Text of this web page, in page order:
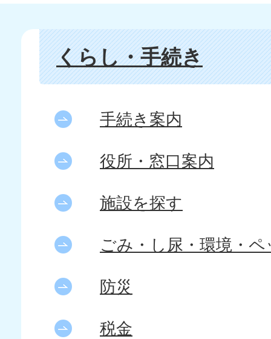
くらし・手続き
手続き案内
役所・窓口案内
施設を探す
ごみ・し尿・環境・
防災
税金